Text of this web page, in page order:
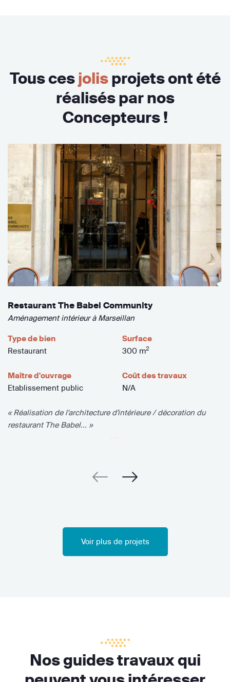
Tous cesjolisprojets ont été
réalisés par nos
Concepteurs !
Restaurant The Babel Community
Aménagement intérieur à Marseillan
Type de bien
Restaurant
Surface
300 m2
Maître d'ouvrage
Etablissement public
Coût des travaux
N/A
« Réalisation de l'architecture d'intérieure / décoration du
restaurant The Babel... »
Voir plus de projets
Nos guides travaux qui